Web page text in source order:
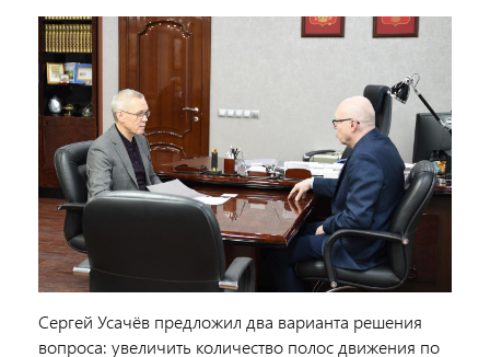
Сергей Усачёв предложил два варианта решения
вопроса: увеличить количество полос движения по